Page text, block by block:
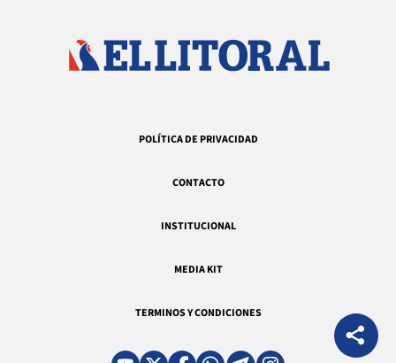
POLÍTICA DE PRIVACIDAD
CONTACTO
INSTITUCIONAL
MEDIA KIT
TERMINOS Y CONDICIONES